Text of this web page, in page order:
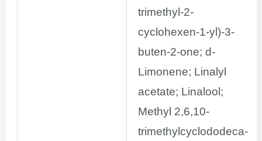
trimethyl-2-
cyclohexen-1-yl)-3-
buten-2-one; d-
Limonene; Linalyl
acetate; Linalool;
Methyl 2,6,10-
trimethylcyclododeca-